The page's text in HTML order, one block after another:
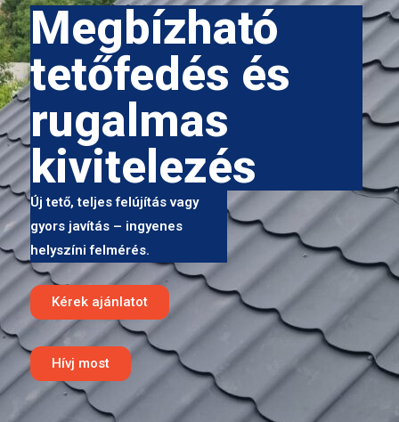
Megbízható
tetőfedés és
rugalmas
kivitelezés
Új tető, teljes felújítás vagy
gyors javítás – ingyenes
helyszíni felmérés.
Kérek ajánlatot
Hívj most